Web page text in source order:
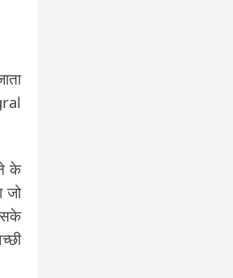
के
जो